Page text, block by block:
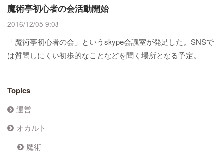
魔術亭初心者の会活動開始
2016/12/05 9:08
「魔術亭初心者の会」というskype会議室が発足した。SNSで
は質問しにくい初歩的なことなどを聞く場所となる予定。
Topics
運営
オカルト
魔術